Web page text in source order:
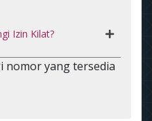
Izin Kilat?
nomor yang tersedia